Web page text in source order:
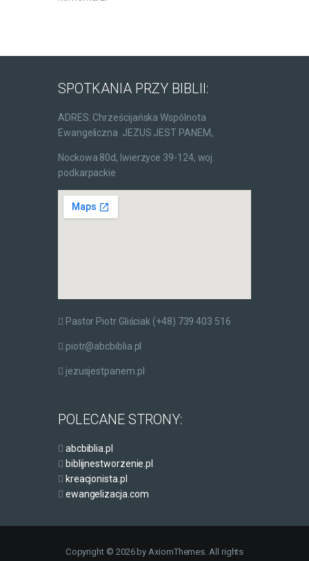
SPOTKANIA PRZY BIBLII:
ADRES: Chrześcijańska Wspólnota
Ewangeliczna JEZUS JEST PANEM,
Nockowa 80d, Iwierzyce 39-124, woj.
podkarpackie
Pastor Piotr Gliściak (+48) 739 403 516
piotr@abcbiblia.pl
jezusjestpanem.pl
POLECANE STRONY:
abcbiblia.pl
biblijnestworzenie.pl
kreacjonista.pl
ewangelizacja.com
Copyright © 2026 by AxiomThemes. All rights